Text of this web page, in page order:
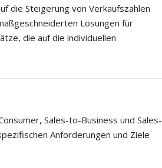
die Steigerung von Verkaufszahlen
Lösungen für
die auf die individuellen
Sales-to-Business und Sales-
Anforderungen und Ziele